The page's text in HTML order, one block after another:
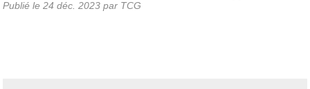
Publié le 24 déc. 2023 par TCG